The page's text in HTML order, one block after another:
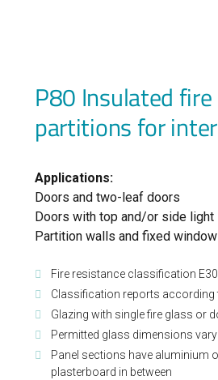
P80 Insulated
partitions for
Applications:
Doors and two-leaf doors
Doors with top and/or side light
Partition walls and fixed
Fire resistance classification
Classification reports according
Glazing with single fire glass or
Permitted glass dimensions
Panel sections have aluminium
plasterboard in between